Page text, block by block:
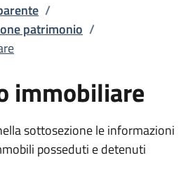
/
patrimonio /
immobiliare
sottosezione le informazioni
posseduti e detenuti